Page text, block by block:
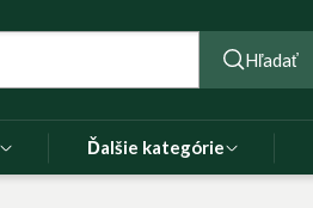
Hľadať
Ďalšie kategórie